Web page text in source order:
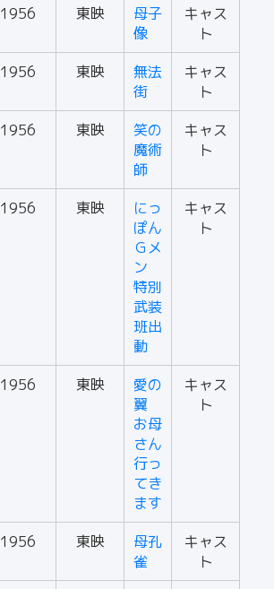
1956 東映
母子
像
キャス
ト
1956 東映
無法
街
キャス
ト
1956 東映
笑の
魔術
師
キャス
ト
1956 東映
にっ
ぽん
Ｇメ
ン
特別
武装
班出
動
キャス
ト
1956 東映
愛の
翼
お母
さん
行っ
てき
ます
キャス
ト
1956 東映
母孔
雀
キャス
ト